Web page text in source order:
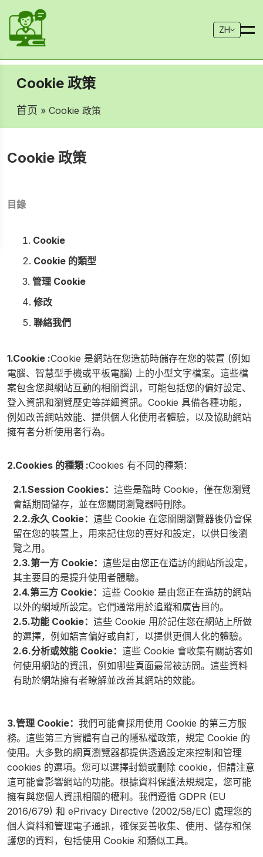
ZH
Cookie 政策
首页 » Cookie 政策
Cookie 政策
目錄
Cookie
Cookie 的類型
管理 Cookie
修改
聯絡我們
1.Cookie :Cookie 是網站在您造訪時儲存在您的裝置 (例如
電腦、智慧型手機或平板電腦) 上的小型文字檔案。這些檔
案包含您與網站互動的相關資訊，可能包括您的偏好設定、
登入資訊和瀏覽歷史等詳細資訊。Cookie 具備各種功能，
例如改善網站效能、提供個人化使用者體驗，以及協助網站
擁有者分析使用者行為。
2.Cookies 的種類 :Cookies 有不同的種類：
2.1.Session Cookies： 這些是臨時 Cookie，僅在您瀏覽
會話期間儲存，並在您關閉瀏覽器時刪除。
2.2.永久 Cookie： 這些 Cookie 在您關閉瀏覽器後仍會保
留在您的裝置上，用來記住您的喜好和設定，以供日後瀏
覽之用。
2.3.第一方 Cookie： 這些是由您正在造訪的網站所設定，
其主要目的是提升使用者體驗。
2.4.第三方 Cookie： 這些 Cookie 是由您正在造訪的網站
以外的網域所設定。它們通常用於追蹤和廣告目的。
2.5.功能 Cookie： 這些 Cookie 用於記住您在網站上所做
的選擇，例如語言偏好或自訂，以提供更個人化的體驗。
2.6.分析或效能 Cookie： 這些 Cookie 會收集有關訪客如
何使用網站的資訊，例如哪些頁面最常被訪問。這些資料
有助於網站擁有者瞭解並改善其網站的效能。
3.管理 Cookie： 我們可能會採用使用 Cookie 的第三方服
務。這些第三方實體有自己的隱私權政策，規定 Cookie 的
使用。大多數的網頁瀏覽器都提供透過設定來控制和管理
cookies 的選項。您可以選擇封鎖或刪除 cookie，但請注意
這可能會影響網站的功能。根據資料保護法規規定，您可能
擁有與您個人資訊相關的權利。我們遵循 GDPR (EU
2016/679) 和 ePrivacy Directive (2002/58/EC) 處理您的
個人資料和管理電子通訊，確保妥善收集、使用、儲存和保
護您的資料，包括使用 Cookie 和類似工具。